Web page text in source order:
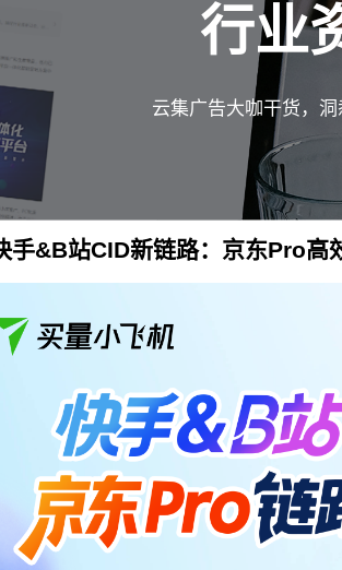
行业
云集广告大咖干货，
手&B站CID新链路：京东Pro高